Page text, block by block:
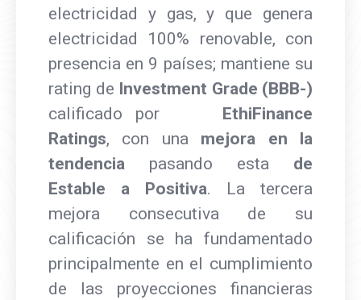
electricidad y gas, y que genera
electricidad 100% renovable, con
presencia en 9 países; mantiene su
rating de Investment Grade (BBB-)
calificado por EthiFinance
Ratings, con una mejora en la
tendencia pasando esta de
Estable a Positiva. La tercera
mejora consecutiva de su
calificación se ha fundamentado
principalmente en el cumplimiento
de las proyecciones financieras